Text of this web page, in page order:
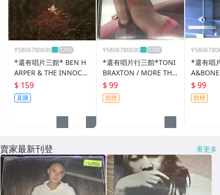
Y5806780690
*還有唱片三館* BEN H
ARPER & THE INNOCE
NT CRIMINALS 二手 ZZ
0015
$ 159
直購
Y5806780690
*還有唱片行三館*TONI
BRAXTON / MORE THA
N A WOMAN 二手 ZZ10
866(封底破、競標)
$ 99
競標
*還有唱
4K 二手
$ 99
競標
賣家最新刊登 看更多